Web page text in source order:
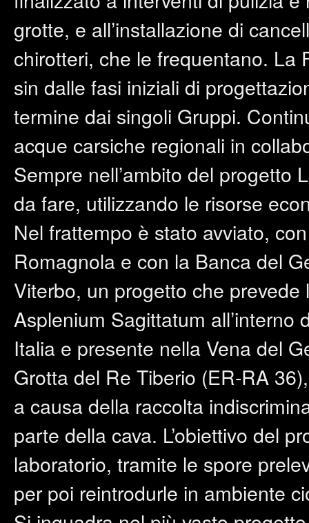
grotte, e all’installazione di
chirotteri, che le frequentano. La
sin dalle fasi iniziali di
termine dai singoli Gruppi.
acque carsiche regionali in
Sempre nell’ambito del progetto
da fare, utilizzando le risorse
Nel frattempo è stato avviato,
Romagnola e con la Banca del
Viterbo, un progetto che
Asplenium Sagittatum
Italia e presente nella Vena del
Grotta del Re Tiberio (ER-RA
a causa della raccolta
parte della cava. L’obiettivo del
laboratorio, tramite le spore
per poi reintrodurle in ambiente